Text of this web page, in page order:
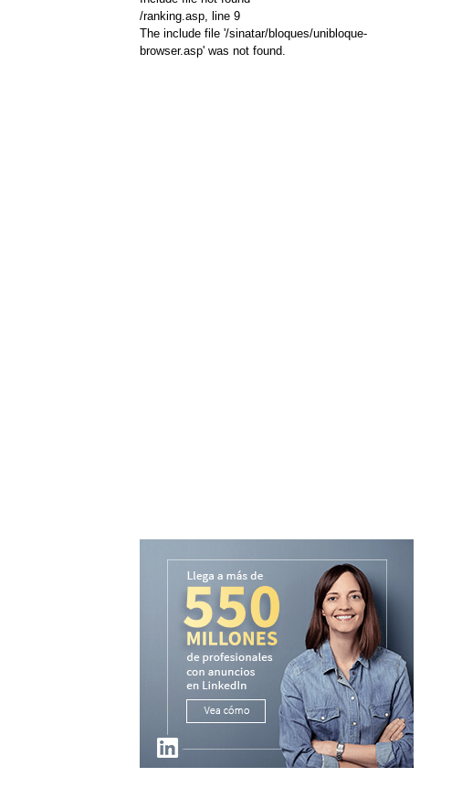
/ranking.asp, line 9
The include file '/sinatar/bloques/unibloque-
browser.asp' was not found.